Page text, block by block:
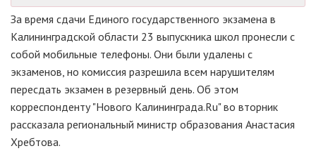
За время сдачи Единого государственного экзамена в
Калининградской области 23 выпускника школ пронесли с
собой мобильные телефоны. Они были удалены с
экзаменов, но комиссия разрешила всем нарушителям
пересдать экзамен в резервный день. Об этом
корреспонденту "Нового Калининграда.Ru" во вторник
рассказала региональный министр образования Анастасия
Хребтова.